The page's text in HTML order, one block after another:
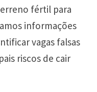
fértil para
informações
vagas falsas
riscos de cair